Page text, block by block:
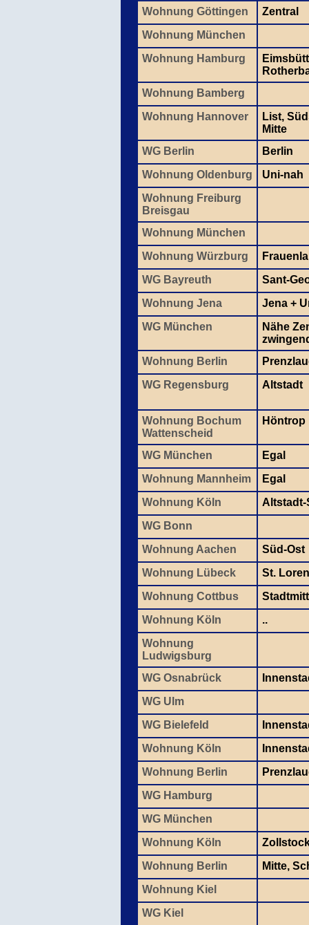
Wohnung Göttingen
Zentral
Wohnung München
Wohnung Hamburg
Wohnung Bamberg
Wohnung Hannover
List,
Mitte
WG Berlin
Berlin
Wohnung Oldenburg
Uni-nah
Wohnung Freiburg
Breisgau
Wohnung München
Wohnung Würzburg
WG Bayreuth
Sant-
Wohnung Jena
Jena +
WG München
Nähe
Wohnung Berlin
WG Regensburg
Altstadt
Wohnung Bochum
Wattenscheid
Höntrop
WG München
Egal
Wohnung Mannheim
Egal
Wohnung Köln
Altstadt-
WG Bonn
Wohnung Aachen
Süd-Ost
Wohnung Lübeck
St.
Wohnung Cottbus
Wohnung Köln
..
Wohnung
Ludwigsburg
WG Osnabrück
WG Ulm
WG Bielefeld
Wohnung Köln
Wohnung Berlin
WG Hamburg
WG München
Wohnung Köln
Wohnung Berlin
Mitte,
Wohnung Kiel
WG Kiel